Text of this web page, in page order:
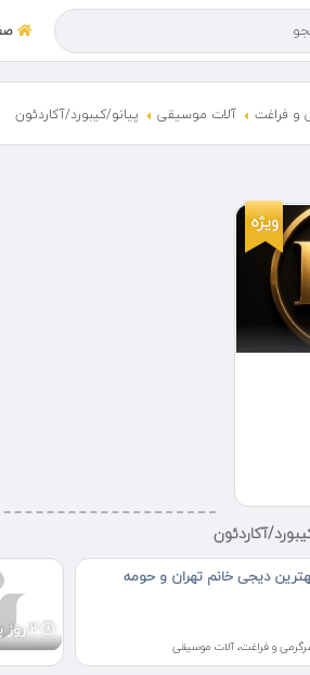
و فراغت آلات موسیقی پیانو/کیبورد/آکاردئون
ویژه
آکاردئون
دیجی خانم تهران و حومه
و فراغت، آلات موسیقی